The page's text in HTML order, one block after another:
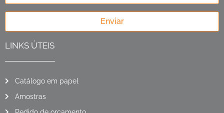
Enviar
LINKS ÚTEIS
Catálogo em papel
Amostras